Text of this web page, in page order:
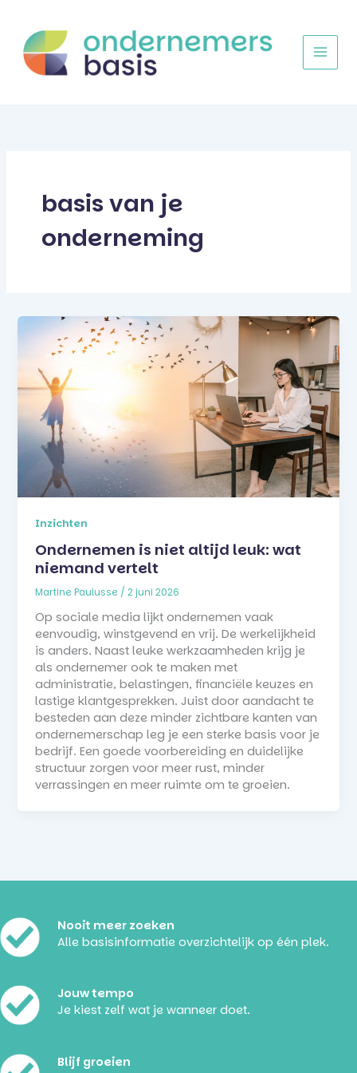
inhoud
basis van je
onderneming
Inzichten
Ondernemen is niet altijd leuk: wat
niemand vertelt
Martine Paulusse /2 juni 2026
Op sociale media lijkt ondernemen vaak
eenvoudig, winstgevend en vrij. De werkelijkheid
is anders. Naast leuke werkzaamheden krijg je
als ondernemer ook te maken met
administratie, belastingen, financiële keuzes en
lastige klantgesprekken. Juist door aandacht te
besteden aan deze minder zichtbare kanten van
ondernemerschap leg je een sterke basis voor je
bedrijf. Een goede voorbereiding en duidelijke
structuur zorgen voor meer rust, minder
verrassingen en meer ruimte om te groeien.
Nooit meer zoeken
Alle basisinformatie overzichtelijk op één plek.
Jouw tempo
Je kiest zelf wat je wanneer doet.
Blijf groeien